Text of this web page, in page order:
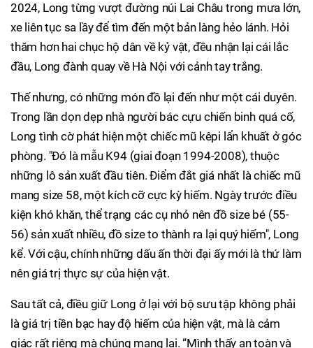
2024, Long từng vượt đường núi Lai Châu trong mưa lớn,
xe liên tục sa lầy để tìm đến một bản làng hẻo lánh. Hỏi
thăm hơn hai chục hộ dân về kỷ vật, đều nhận lại cái lắc
đầu, Long đành quay về Hà Nội với cảnh tay trắng.
Thế nhưng, có những món đồ lại đến như một cái duyên.
Trong lần dọn dẹp nhà người bác cựu chiến binh quá cố,
Long tình cờ phát hiện một chiếc mũ kêpi lẩn khuất ở góc
phòng. "Đó là mẫu K94 (giai đoạn 1994-2008), thuộc
những lô sản xuất đầu tiên. Điểm đắt giá nhất là chiếc mũ
mang size 58, một kích cỡ cực kỳ hiếm. Ngày trước điều
kiện khó khăn, thể trạng các cụ nhỏ nên đồ size bé (55-
56) sản xuất nhiều, đồ size to thành ra lại quý hiếm", Long
kể. Với cậu, chính những dấu ấn thời đại ấy mới là thứ làm
nên giá trị thực sự của hiện vật.
Sau tất cả, điều giữ Long ở lại với bộ sưu tập không phải
là giá trị tiền bạc hay độ hiếm của hiện vật, mà là cảm
giác rất riêng mà chúng mang lại. “Mình thấy an toàn và